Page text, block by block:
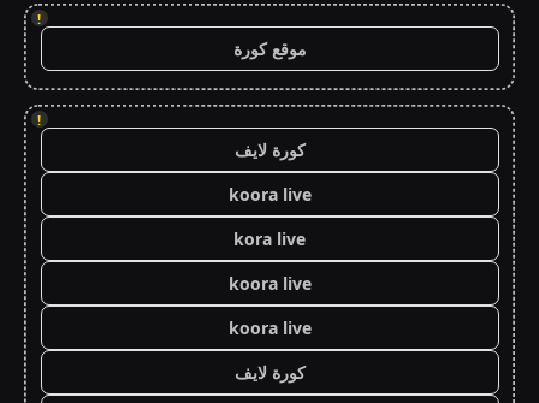
!
موقع كورة
!
كورة لايف
koora live
kora live
koora live
koora live
كورة لايف